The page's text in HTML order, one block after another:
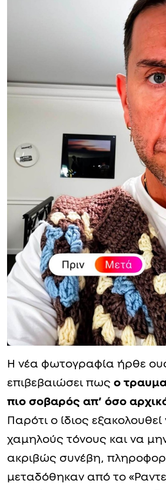
Η νέα φωτογραφία ήρθε
επιβεβαιώσει πως ο
πιο σοβαρός απ’ όσο
Παρότι ο ίδιος
χαμηλούς τόνους και να
ακριβώς συνέβη,
μεταδόθηκαν από το